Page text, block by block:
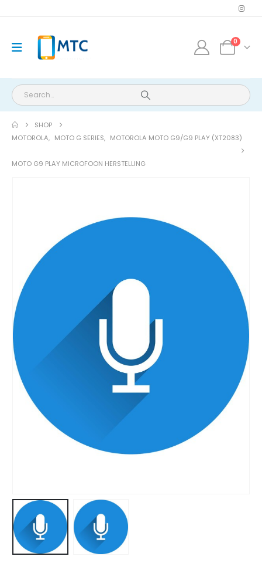
0
SHOP
MOTOROLA, MOTO G SERIES, MOTOROLA MOTO G9/G9 PLAY (XT2083)
MOTO G9 PLAY MICROFOON HERSTELLING